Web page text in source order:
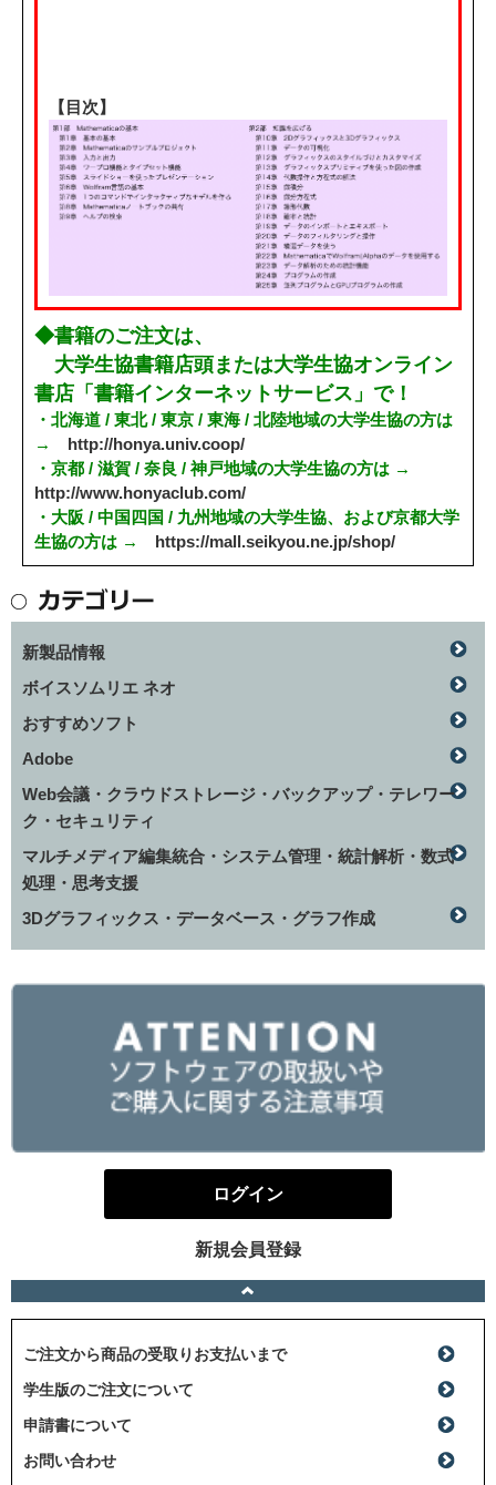
【目次】
◆書籍のご注文は、
大学生協書籍店頭または大学生協オンライン
書店「書籍インターネットサービス」で！
・北海道 / 東北 / 東京 / 東海 / 北陸地域の大学生協の方は
→ http://honya.univ.coop/
・京都 / 滋賀 / 奈良 / 神戸地域の大学生協の方は →
http://www.honyaclub.com/
・大阪 / 中国四国 / 九州地域の大学生協、および京都大学
生協の方は → https://mall.seikyou.ne.jp/shop/
新製品情報
ボイスソムリエ ネオ
おすすめソフト
Adobe
Web会議・クラウドストレージ・バックアップ・テレワー
ク・セキュリティ
マルチメディア編集統合・システム管理・統計解析・数式
処理・思考支援
3Dグラフィックス・データベース・グラフ作成
ログイン
新規会員登録
ご注文から商品の受取りお支払いまで
学生版のご注文について
申請書について
お問い合わせ